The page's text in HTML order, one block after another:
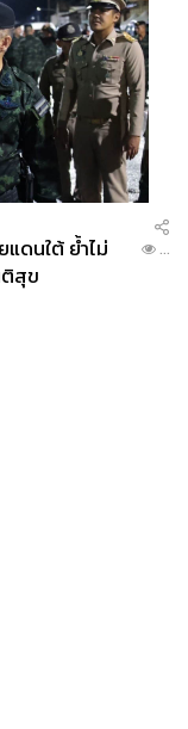
ดนใต้ ย้ำไม่
สุข
...